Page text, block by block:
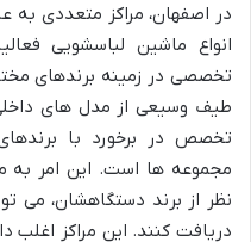
در اصفهان، مراکز متعددی به
انواع ماشین لباسشویی
تخصصی در زمینه برندهای
طیف وسیعی از مدل های
تخصص در برخورد با
مجموعه ها است. این امر به
نظر از برند دستگاهشان، می
دریافت کنند. این مراکز